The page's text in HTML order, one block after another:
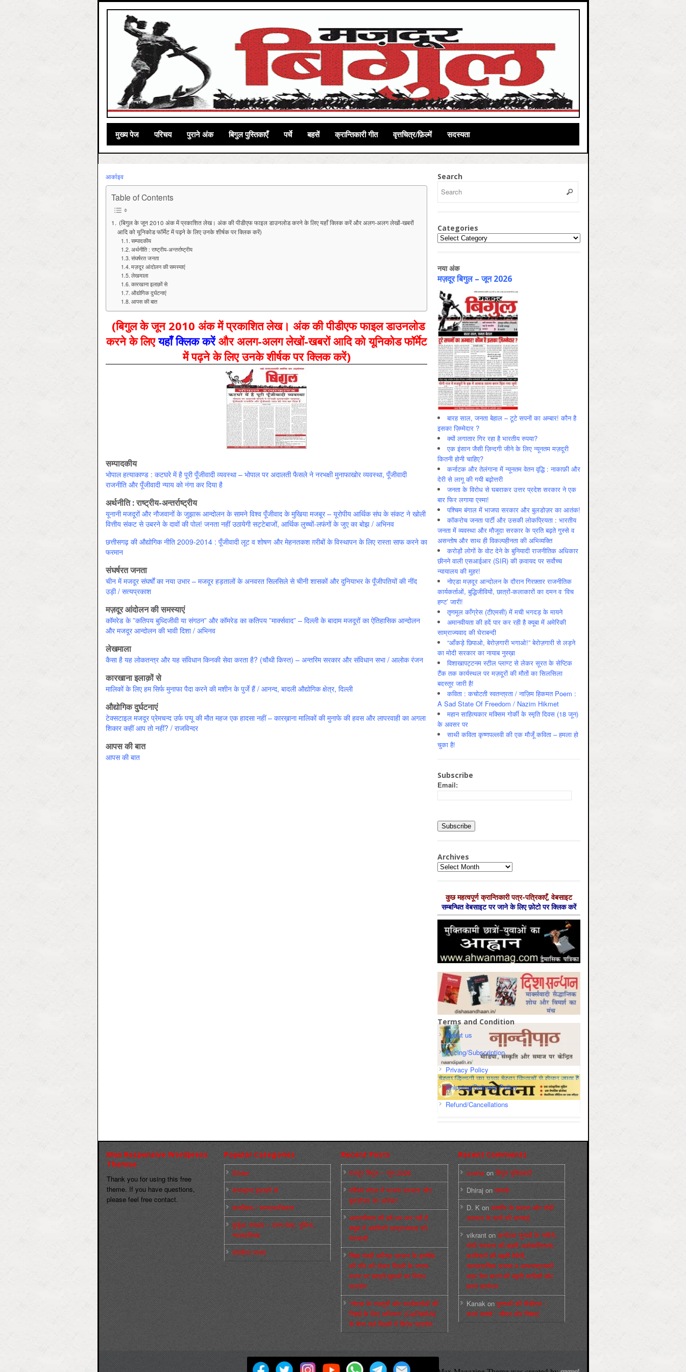
मुख्‍य पेज परिचय पुराने अंक बिगुल पुस्तिकाएँ पर्चे बहसें क्रान्तिकारी गीत वृत्तचित्र/फ़िल्में सदस्यता
आर्काइव
Table of Contents
(बिगुल के जून 2010 अंक में प्रकाशित लेख। अंक की पीडीएफ फाइल डाउनलोड करने के लिए यहाँ क्लिक करें और अलग-अलग लेखों-खबरों
आदि को यूनिकोड फॉर्मेट में पढ़ने के लिए उनके शीर्षक पर क्लिक करें)
सम्पादकीय
अर्थनीति : राष्ट्रीय-अन्तर्राष्ट्रीय
संघर्षरत जनता
मज़दूर आंदोलन की समस्याएं
लेखमाला
कारखाना इलाक़ों से
औद्योगिक दुर्घटनाएं
आपस की बात
(बिगुल के जून 2010 अंक में प्रकाशित लेख। अंक की पीडीएफ फाइल डाउनलोड
करने के लिएयहाँ क्लिक करेंऔर अलग-अलग लेखों-खबरों आदि को यूनिकोड फॉर्मेट
में पढ़ने के लिए उनके शीर्षक पर क्लिक करें)
सम्पादकीय
भोपाल हत्याकाण्ड : कटघरे में है पूरी पूँजीवादी व्यवस्था – भोपाल पर अदालती फैसले ने नरभक्षी मुनाफाखोर व्यवस्था, पूँजीवादी
राजनीति और पूँजीवादी न्याय को नंगा कर दिया है
अर्थनीति : राष्ट्रीय-अन्तर्राष्ट्रीय
यूनानी मजदूरों और नौजवानों के जुझारू आन्दोलन के सामने विश्व पूँजीवाद के मुखिया मजबूर – यूरोपीय आर्थिक संघ के संकट ने खोली
वित्तीय संकट से उबरने के दावों की पोल! जनता नहीं उठायेगी सट्टेबाजों, आर्थिक लुच्चों-लफंगों के जुए का बोझ / अभिनव
छत्तीसगढ़ की औद्योगिक नीति 2009-2014 : पूँजीवादी लूट व शोषण और मेहनतकश ग़रीबों के विस्थापन के लिए रास्ता साफ करने का
फरमान
संघर्षरत जनता
चीन में मजदूर संघर्षों का नया उभार – मजदूर हड़तालों के अनवरत सिलसिले से चीनी शासकों और दुनियाभर के पूँजीपतियों की नींद
उड़ी / सत्‍यप्रकाश
मज़दूर आंदोलन की समस्याएं
कॉमरेड के ”कतिपय बुध्दिजीवी या संगठन” और कॉमरेड का कतिपय ”मार्क्‍सवाद” – दिल्ली के बादाम मजदूरों का ऐतिहासिक आन्दोलन
और मजदूर आन्दोलन की भावी दिशा / अभिनव
लेखमाला
कैसा है यह लोकतन्त्र और यह संविधान किनकी सेवा करता है? (चौथी किस्त) – अन्तरिम सरकार और संविधान सभा / आलोक रंजन
कारखाना इलाक़ों से
मालिकों के लिए हम सिर्फ मुनाफा पैदा करने की मशीन के पुर्जे हैं / आनन्द, बादली औद्योगिक क्षेत्र, दिल्ली
औद्योगिक दुर्घटनाएं
टेक्सटाइल मजदूर प्रेमचन्द उर्फ पप्पू की मौत महज एक हादसा नहीं – कारख़ाना मालिकों की मुनाफे की हवस और लापरवाही का अगला
शिकार कहीं आप तो नहीं? / राजविन्‍दर
आपस की बात
आपस की बात
Search
Categories
Categories
नया अंक
मज़दूर बिगुल – जून 2026
बारह साल, जनता बेहाल – टूटे सपनों का अम्बार! कौन है
इसका ज़िम्मेदार ?
क्यों लगातार गिर रहा है भारतीय रुपया?
एक इंसान जैसी ज़िन्दगी जीने के लिए न्यूनतम मज़दूरी
कितनी होनी चाहिए?
कर्नाटक और तेलंगाना में न्यूनतम वेतन वृद्धि : नाकाफ़ी और
देरी से लागू की गयी बढ़ोत्तरी
जनता के विरोध से घबराकर उत्तर प्रदेश सरकार ने एक
बार फिर लगाया एस्मा!
पश्चिम बंगाल में भाजपा सरकार और बुलडोज़र का आतंक!
कॉकरोच जनता पार्टी और उसकी लोकप्रियता : भारतीय
जनता में व्‍यवस्‍था और मौजूदा सरकार के प्रति बढ़ते गुस्‍से व
असन्‍तोष और साथ ही विकल्‍पहीनता की अभिव्‍यक्ति
करोड़ों लोगों के वोट देने के बुनियादी राजनीतिक अधिकार
छीनने वाली एसआईआर (SIR) की क़वायद पर सर्वोच्च
न्यायालय की मुहर!
नोएडा मज़दूर आन्दोलन के दौरान गिरफ़्तार राजनीतिक
कार्यकर्ताओं, बुद्धिजीवियों, छात्रों-कलाकारों का दमन व ‘विच
हण्ट’ जारी!
तृणमूल काँग्रेस (टीएमसी) में मची भगदड़ के मायने
अमानवीयता की हदें पार कर रही है क्यूबा में अमेरिकी
साम्राज्यवाद की घेराबन्दी
“आँकड़े छिपाओ, बेरोज़गारी भगाओ!” बेरोज़गारी से लड़ने
का मोदी सरकार का नायाब नुस्ख़ा
विशाखापट्टनम स्टील प्लाण्ट से लेकर सूरत के सेप्टिक
टैंक तक कार्यस्थल पर मज़दूरों की मौतों का सिलसिला
बदस्तूर जारी है!
कविता : कचोटती स्वतन्त्रता / नाज़िम हिकमत Poem :
A Sad State Of Freedom / Nazim Hikmet
महान साहित्यकार मक्सिम गोर्की के स्मृति दिवस (18 जून)
के अवसर पर
साथी कविता कृष्णपल्लवी की एक मौजूँ कविता – हमला हो
चुका है!
Subscribe
Email:
Archives
Archives
कुछ महत्‍वपूर्ण क्रान्तिकारी पत्र-पत्रिकाएँ, वेबसाइट
सम्‍बन्धित वेबसाइट पर जाने के लिए फ़ोटो पर क्लिक करें
Terms and Condition
About us
Pricing/Subscription
Privacy Policy
Shipping/Delivery Policy
Refund/Cancellations
Max Responsive Wordpress
Themse
Thank you for using this free
theme. If you have questions,
please feel free contact.
Popular Categories
Slider
कारख़ाना इलाक़ों से
फ़ासीवाद / साम्‍प्रदायिकता
बुर्जुआ जनवाद – दमन तंत्र, पुलिस,
न्‍यायपालिका
संघर्षरत जनता
Recent Posts
मज़दूर बिगुल – जून 2026
पश्चिम बंगाल में भाजपा सरकार और
बुलडोज़र का आतंक!
अमानवीयता की हदें पार कर रही है
क्यूबा में अमेरिकी साम्राज्यवाद की
घेराबन्दी
शिक्षा मंत्री धर्मेन्द्र प्रधान के इस्तीफ़े
की माँग को लेकर दिल्ली के जन्तर-
मन्तर पर छात्रों-युवाओं का विरोध
प्रदर्शन
‘नोएडा के मज़दूरों और कार्यकर्ताओं की
रिहाई के लिए अभियान’ (CaRWAN)
के बैनर तले दिल्ली में विरोध प्रदर्शन
Recent Comments
snehaonबिगुल पुस्तिकाएँ
Dhirajon सम्पर्क
D. Konकश्मीर के हालात और मोदी
सरकार के दावों की सच्चाई
vikrantonकर्नाटक चुनावों के नतीजे,
मोदी सरकार की बढ़ती अलोकप्रियता,
फ़ासिस्टों की बढ़ती बेचैनी,
साम्प्रदायिक उन्माद व अन्धराष्ट्रवादी
लहर पैदा करने की बढ़ती साज़िशें और
हमारे कार्यभार
Kanakonपुस्‍तकों की पीडीएफ :
कार्ल मार्क्‍स : जीवन और शिक्षाएं
मज़दूर बिगुल Powered by
WordPress